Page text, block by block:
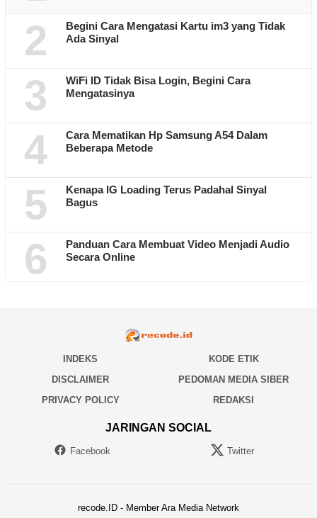
2
Begini Cara Mengatasi Kartu im3 yang Tidak
Ada Sinyal
3
WiFi ID Tidak Bisa Login, Begini Cara
Mengatasinya
4
Cara Mematikan Hp Samsung A54 Dalam
Beberapa Metode
5
Kenapa IG Loading Terus Padahal Sinyal
Bagus
6
Panduan Cara Membuat Video Menjadi Audio
Secara Online
INDEKS
KODE ETIK
DISCLAIMER
PEDOMAN MEDIA SIBER
PRIVACY POLICY
REDAKSI
JARINGAN SOCIAL
Facebook Twitter
recode.ID - Member Ara Media Network